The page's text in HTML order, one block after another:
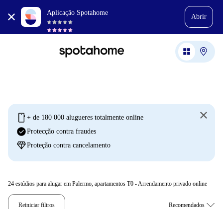
Aplicação Spotahome
Abrir
mobile + de 180 000 alugueres totalmente online
check_circleProtecção contra fraudes
diamondProteção contra cancelamento
24 estúdios para alugar em Palermo, apartamentos T0 - Arrendamento privado online
Reiniciar filtros